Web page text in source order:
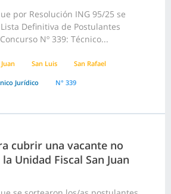
por Resolución ING 95/25 se
Definitiva de Postulantes
Nº 339: Técnico...
San Luis San Rafael
Jurídico N° 339
cubrir una vacante no
Unidad Fiscal San Juan